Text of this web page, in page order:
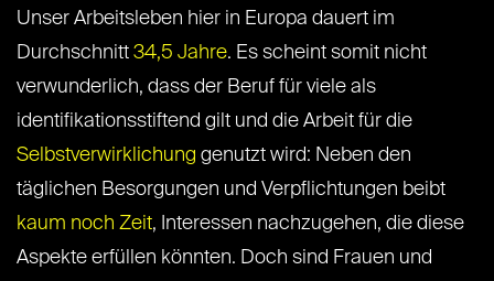
Unser Arbeitsleben hier in Europa dauert im
Durchschnitt 34,5 Jahre. Es scheint somit nicht
verwunderlich, dass der Beruf für viele als
identifikationsstiftend gilt und die Arbeit für die
Selbstverwirklichung genutzt wird: Neben den
täglichen Besorgungen und Verpflichtungen beibt
kaum noch Zeit, Interessen nachzugehen, die diese
Aspekte erfüllen könnten. Doch sind Frauen und